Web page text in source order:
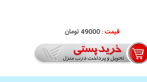
قیمت :49000 تومان